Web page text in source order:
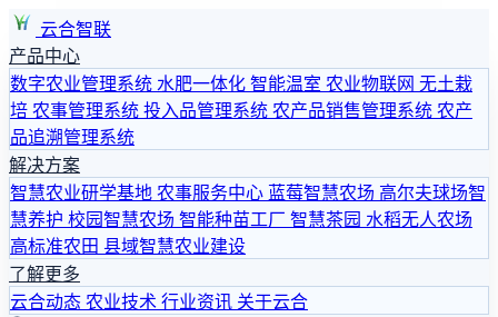
云合智联
产品中心
数字农业管理系统 水肥一体化 智能温室 农业物联网 无土栽
培 农事管理系统 投入品管理系统 农产品销售管理系统 农产
品追溯管理系统
解决方案
智慧农业研学基地 农事服务中心 蓝莓智慧农场 高尔夫球场智
慧养护 校园智慧农场 智能种苗工厂 智慧茶园 水稻无人农场
高标准农田 县域智慧农业建设
了解更多
云合动态 农业技术 行业资讯 关于云合